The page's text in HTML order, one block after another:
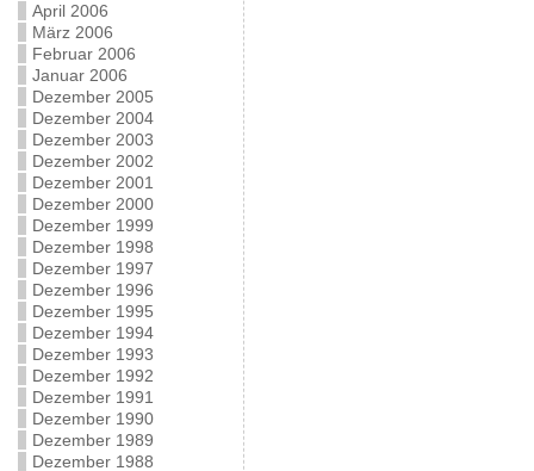
April 2006
März 2006
Februar 2006
Januar 2006
Dezember 2005
Dezember 2004
Dezember 2003
Dezember 2002
Dezember 2001
Dezember 2000
Dezember 1999
Dezember 1998
Dezember 1997
Dezember 1996
Dezember 1995
Dezember 1994
Dezember 1993
Dezember 1992
Dezember 1991
Dezember 1990
Dezember 1989
Dezember 1988